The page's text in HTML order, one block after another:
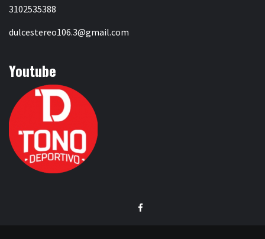
3102535388
dulcestereo106.3@gmail.com
Youtube
Facebook